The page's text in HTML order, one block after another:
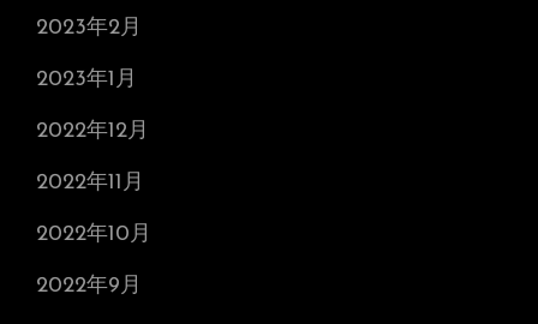
2023年2月
2023年1月
2022年12月
2022年11月
2022年10月
2022年9月